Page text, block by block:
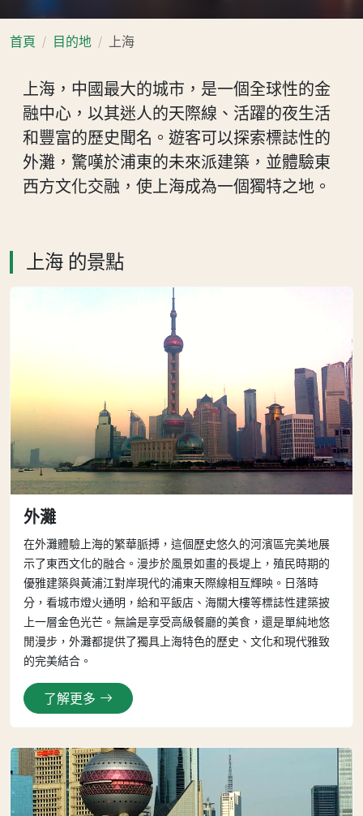
首頁 目的地 上海
上海，中國最大的城市，是一個全球性的金
融中心，以其迷人的天際線、活躍的夜生活
和豐富的歷史聞名。遊客可以探索標誌性的
外灘，驚嘆於浦東的未來派建築，並體驗東
西方文化交融，使上海成為一個獨特之地。
上海 的景點
外灘
在外灘體驗上海的繁華脈搏，這個歷史悠久的河濱區完美地展
示了東西文化的融合。漫步於風景如畫的長堤上，殖民時期的
優雅建築與黃浦江對岸現代的浦東天際線相互輝映。日落時
分，看城市燈火通明，給和平飯店、海關大樓等標誌性建築披
上一層金色光芒。無論是享受高級餐廳的美食，還是單純地悠
閒漫步，外灘都提供了獨具上海特色的歷史、文化和現代雅致
的完美結合。
了解更多